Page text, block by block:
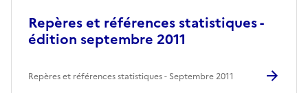
Repères et références statistiques -
édition septembre 2011
Repères et références statistiques Septembre 2011